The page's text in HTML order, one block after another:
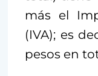
más el
(IVA); es
pesos en